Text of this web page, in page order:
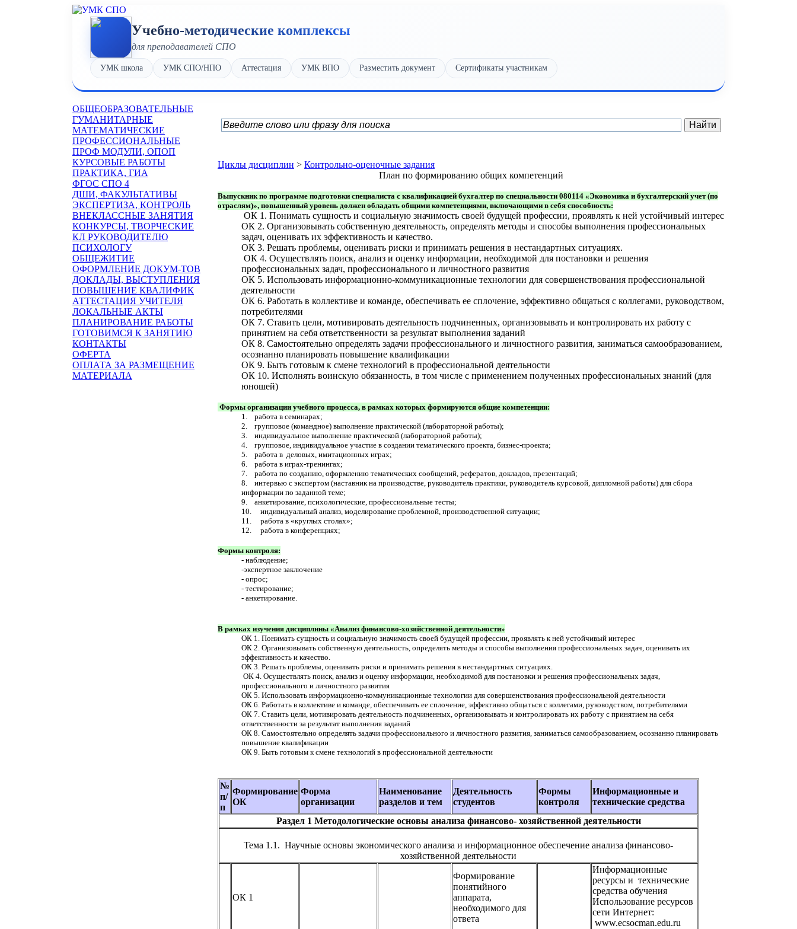
Учебно-методические комплексы
для преподавателей СПО
УМК школа УМК СПО/НПО Аттестация УМК ВПО Разместить документ Сертификаты участникам
OБЩЕОБРАЗОВАТЕЛЬНЫЕ
ГУМАНИТАРНЫЕ
МАТЕМАТИЧЕСКИЕ
ПРОФЕССИОНАЛЬНЫЕ
ПРОФ МОДУЛИ, ОПОП
КУРСОВЫЕ РАБОТЫ
ПРАКТИКА, ГИА
ФГОС СПО 4
ДШИ, ФАКУЛЬТАТИВЫ
ЭКСПЕРТИЗА, КОНТРОЛЬ
ВНЕКЛАССНЫЕ ЗАНЯТИЯ
КОНКУРСЫ, ТВОРЧЕСКИЕ
КЛ РУКОВОДИТЕЛЮ
ПСИХОЛОГУ
ОБЩЕЖИТИЕ
ОФОРМЛЕНИЕ ДОКУМ-ТОВ
ДОКЛАДЫ, ВЫСТУПЛЕНИЯ
ПОВЫШЕНИЕ КВАЛИФИК
АТТЕСТАЦИЯ УЧИТЕЛЯ
ЛОКАЛЬНЫЕ АКТЫ
ПЛАНИРОВАНИЕ РАБОТЫ
ГОТОВИМСЯ К ЗАНЯТИЮ
КОНТАКТЫ
ОФЕРТА
ОПЛАТА ЗА РАЗМЕЩЕНИЕ
МАТЕРИАЛА
Циклы дисциплин > Контрольно-оценочные задания
План по формированию общих компетенций
Выпускник по программе подготовки специалиста с квалификацией бухгалтер по специальности 080114 «Экономика и бухгалтерский учет (по
отраслям)», повышенный уровень должен обладать общими компетенциями, включающими в себя способность:
ОК 1. Понимать сущность и социальную значимость своей будущей профессии, проявлять к ней устойчивый интерес
ОК 2. Организовывать собственную деятельность, определять методы и способы выполнения профессиональных
задач, оценивать их эффективность и качество.
ОК 3. Решать проблемы, оценивать риски и принимать решения в нестандартных ситуациях.
ОК 4. Осуществлять поиск, анализ и оценку информации, необходимой для постановки и решения
профессиональных задач, профессионального и личностного развития
ОК 5. Использовать информационно-коммуникационные технологии для совершенствования профессиональной
деятельности
ОК 6. Работать в коллективе и команде, обеспечивать ее сплочение, эффективно общаться с коллегами, руководством,
потребителями
ОК 7. Ставить цели, мотивировать деятельность подчиненных, организовывать и контролировать их работу с
принятием на себя ответственности за результат выполнения заданий
ОК 8. Самостоятельно определять задачи профессионального и личностного развития, заниматься самообразованием,
осознанно планировать повышение квалификации
ОК 9. Быть готовым к смене технологий в профессиональной деятельности
ОК 10. Исполнять воинскую обязанность, в том числе с применением полученных профессиональных знаний (для
юношей)
Формы организации учебного процесса, в рамках которых формируются общие компетенции:
1. работа в семинарах;
2. групповое (командное) выполнение практической (лабораторной работы);
3. индивидуальное выполнение практической (лабораторной работы);
4. групповое, индивидуальное участие в создании тематического проекта, бизнес-проекта;
5. работа в деловых, имитационных играх;
6. работа в играх-тренингах;
7. работа по созданию, оформлению тематических сообщений, рефератов, докладов, презентаций;
8. интервью с экспертом (наставник на производстве, руководитель практики, руководитель курсовой, дипломной работы) для сбора
информации по заданной теме;
9. анкетирование, психологические, профессиональные тесты;
10. индивидуальный анализ, моделирование проблемной, производственной ситуации;
11. работа в «круглых столах»;
12. работа в конференциях;
Формы контроля:
- наблюдение;
-экспертное заключение
- опрос;
- тестирование;
- анкетирование.
В рамках изучения дисциплины «Анализ финансово-хозяйственной деятельности»
ОК 1. Понимать сущность и социальную значимость своей будущей профессии, проявлять к ней устойчивый интерес
ОК 2. Организовывать собственную деятельность, определять методы и способы выполнения профессиональных задач, оценивать их
эффективность и качество.
ОК 3. Решать проблемы, оценивать риски и принимать решения в нестандартных ситуациях.
ОК 4. Осуществлять поиск, анализ и оценку информации, необходимой для постановки и решения профессиональных задач,
профессионального и личностного развития
ОК 5. Использовать информационно-коммуникационные технологии для совершенствования профессиональной деятельности
ОК 6. Работать в коллективе и команде, обеспечивать ее сплочение, эффективно общаться с коллегами, руководством, потребителями
ОК 7. Ставить цели, мотивировать деятельность подчиненных, организовывать и контролировать их работу с принятием на себя
ответственности за результат выполнения заданий
ОК 8. Самостоятельно определять задачи профессионального и личностного развития, заниматься самообразованием, осознанно планировать
повышение квалификации
ОК 9. Быть готовым к смене технологий в профессиональной деятельности
№
п/
п
Формирование
ОК
Форма
организации
Наименование
разделов и тем
Деятельность
студентов
Формы
контроля
Информационные и
технические средства
Раздел 1 Методологические основы анализа финансово- хозяйственной деятельности
Тема 1.1. Научные основы экономического анализа и информационное обеспечение анализа финансово-
хозяйственной деятельности
ОК 1
Формирование
понятийного
аппарата,
необходимого для
ответа
Информационные
ресурсы и технические
средства обучения
Использование ресурсов
сети Интернет:
www.ecsocman.edu.ru